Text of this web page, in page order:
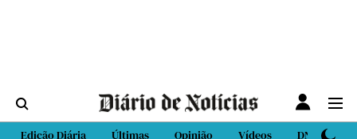
Edição Diária Últimas Opinião Vídeos DN Sport